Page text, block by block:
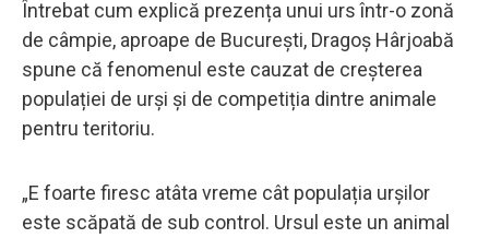
Întrebat cum explică prezența unui urs într-o zonă
de câmpie, aproape de București, Dragoș Hârjoabă
spune că fenomenul este cauzat de creșterea
populației de urși și de competiția dintre animale
pentru teritoriu.
„E foarte firesc atâta vreme cât populația urșilor
este scăpată de sub control. Ursul este un animal